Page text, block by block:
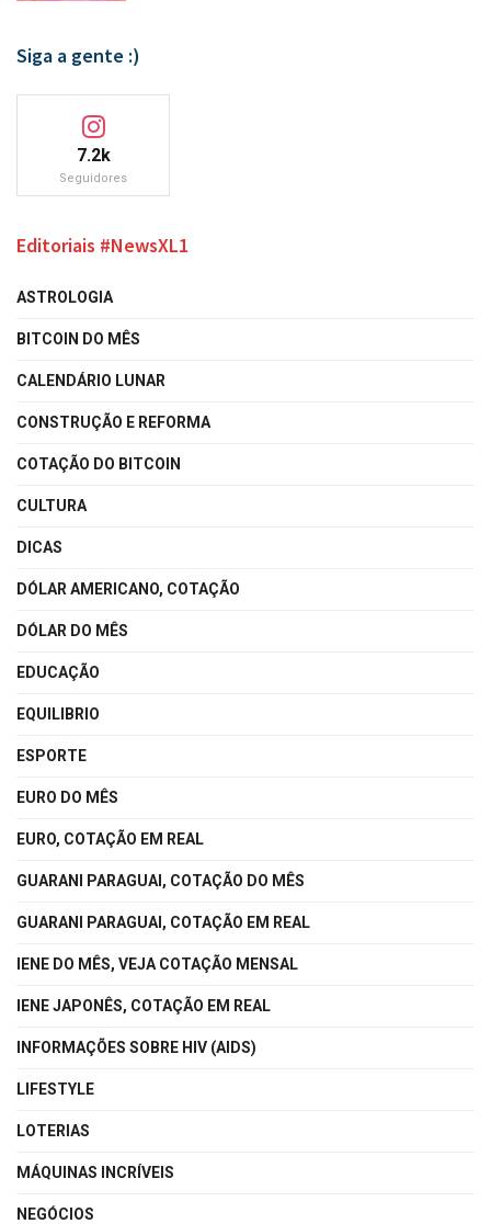
Siga a gente :)
7.2k
Seguidores
Editoriais #NewsXL1
ASTROLOGIA
BITCOIN DO MÊS
CALENDÁRIO LUNAR
CONSTRUÇÃO E REFORMA
COTAÇÃO DO BITCOIN
CULTURA
DICAS
DÓLAR AMERICANO, COTAÇÃO
DÓLAR DO MÊS
EDUCAÇÃO
EQUILIBRIO
ESPORTE
EURO DO MÊS
EURO, COTAÇÃO EM REAL
GUARANI PARAGUAI, COTAÇÃO DO MÊS
GUARANI PARAGUAI, COTAÇÃO EM REAL
IENE DO MÊS, VEJA COTAÇÃO MENSAL
IENE JAPONÊS, COTAÇÃO EM REAL
INFORMAÇÕES SOBRE HIV (AIDS)
LIFESTYLE
LOTERIAS
MÁQUINAS INCRÍVEIS
NEGÓCIOS